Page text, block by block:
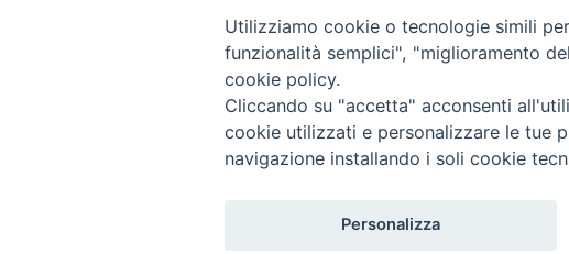
Copyright © 2019 - Tutti i diritti riservati - Vita
Utilizziamo cookie o tecnologie simili
funzionalità semplici", "miglioramento
cookie policy.
Cliccando su "accetta" acconsenti
cookie utilizzati e personalizzare le tue
navigazione installando i soli cookie
Personalizza